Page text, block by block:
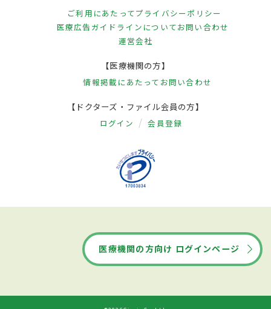
ご利用にあたってプライバシーポリシー
医療広告ガイドラインについてお問い合わせ
運営会社
【医療機関の方】
情報掲載にあたって お問い合わせ
【ドクターズ・ファイル会員の方】
ログイン 会員登録
医療機関の方向け ログインページ